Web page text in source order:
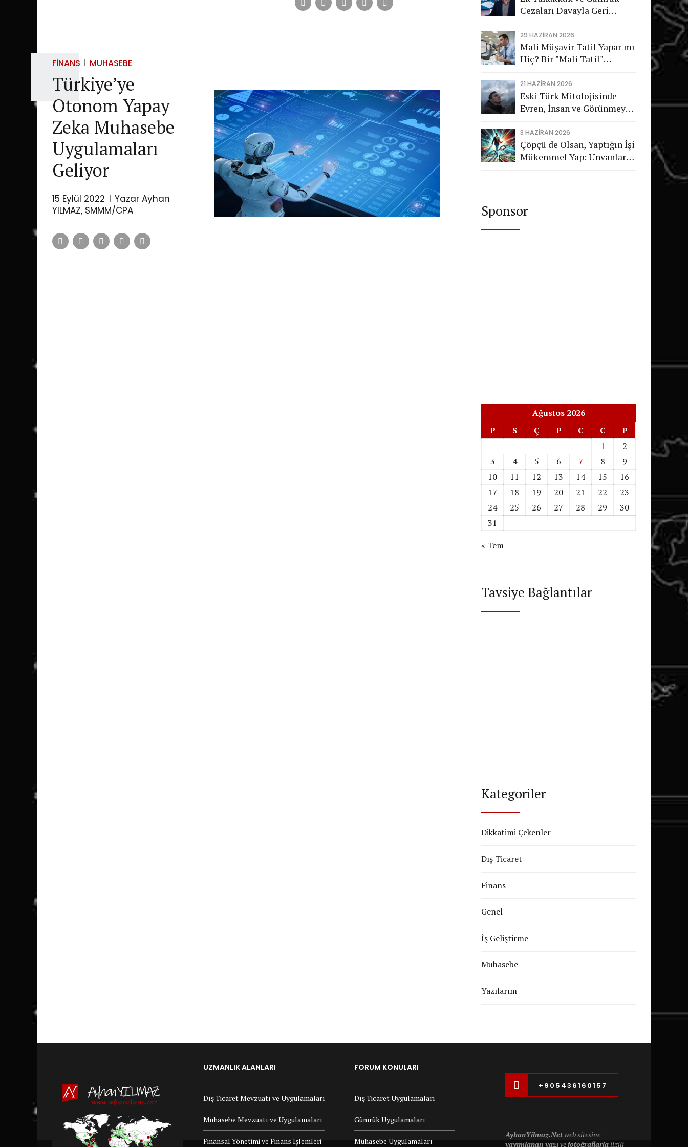
FINANS MUHASEBE
Türkiye’ye
Otonom Yapay
Zeka Muhasebe
Uygulamaları
Geliyor
15 Eylül 2022
Yazar Ayhan
YILMAZ, SMMM/CPA
Cezaları Davayla Geri
İşlemlerin Kamuya
Görünmeyen Maliyeti
29 HAZIRAN 2026
Mali Müşavir Tatil Yapar mı
Hiç? Bir "Mali Tatil"
21 HAZIRAN 2026
Eski Türk Mitolojisinde
Evren, İnsan ve Görünmeyen
3 HAZIRAN 2026
Çöpçü de Olsan, Yaptığın İşi
Mükemmel Yap: Unvanların
Sponsor
Ağustos 2026
P
S Ç P C C
P
1
2
3
4 5 6 7 8
9
10
11 12 13 14 15
16
17
18 19 20 21 22
23
24
25 26 27 28 29
30
31
« Tem
Tavsiye Bağlantılar
Kategoriler
Dikkatimi Çekenler
Dış Ticaret
Finans
Genel
İş Geliştirme
Muhasebe
Yazılarım
UZMANLIK ALANLARI
Dış Ticaret Mevzuatı ve Uygulamaları
Muhasebe Mevzuatı ve Uygulamaları
Finansal Yönetimi ve Finans İşlemleri
FORUM KONULARI
Dış Ticaret Uygulamaları
Gümrük Uygulamaları
Muhasebe Uygulamaları
+905436160157
AyhanYilmaz.Netweb sitesine
yayımlanan yazıvefotoğraflarla ilgili